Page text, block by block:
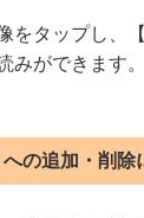
をタップし、
みができます
の追加・削除